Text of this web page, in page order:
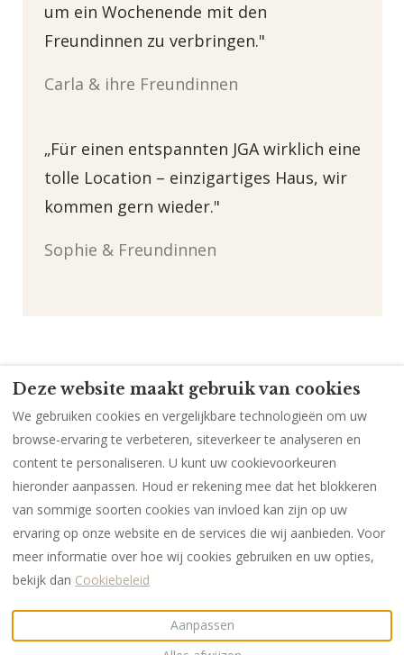
um ein Wochenende mit den
Freundinnen zu verbringen."
Carla & ihre Freundinnen
„Für einen entspannten JGA wirklich eine
tolle Location – einzigartiges Haus, wir
kommen gern wieder."
Sophie & Freundinnen
Meidenweekend
Meidenweekend (1)
Meidenweekend (2)
Meidenweekend (3)
afdruk
Gegevensbescherming
Nederlands EUR +49 171 129 249 3
Dorfstr. 27, Krumstedt,
Schleswig-Holstein,
E-mail:
Vintagehaus Alle rechten
voorbehouden
Aangedreven door Lodgify
Deze website maakt gebruik van cookies
We gebruiken cookies en vergelijkbare technologieën om uw
browse-ervaring te verbeteren, siteverkeer te analyseren en
content te personaliseren. U kunt uw cookievoorkeuren
hieronder aanpassen. Houd er rekening mee dat het blokkeren
van sommige soorten cookies van invloed kan zijn op uw
ervaring op onze website en de services die wij aanbieden. Voor
meer informatie over hoe wij cookies gebruiken en uw opties,
bekijk dan Cookiebeleid
Aanpassen